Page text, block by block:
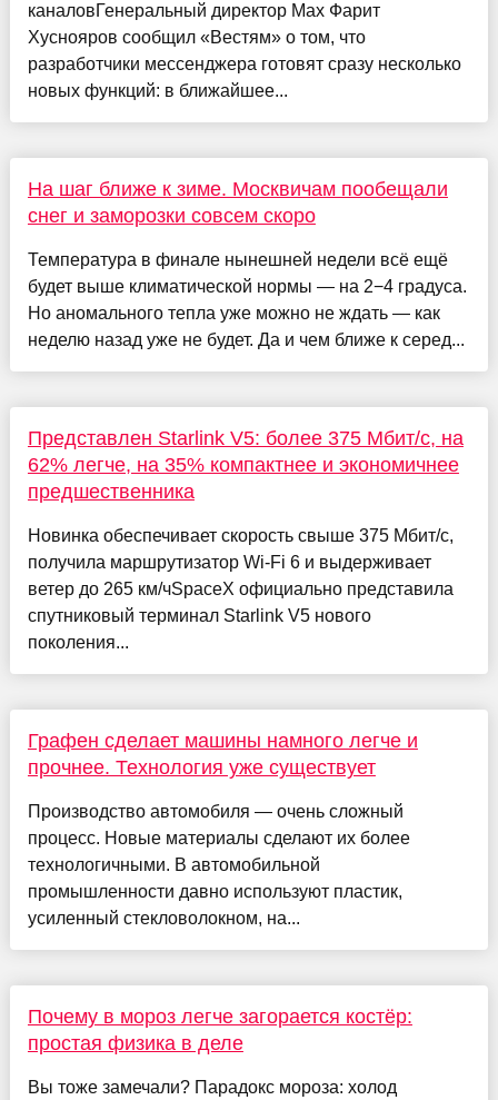
каналовГенеральный директор Max Фарит
Хуснояров сообщил «Вестям» о том, что
разработчики мессенджера готовят сразу несколько
новых функций: в ближайшее...
На шаг ближе к зиме. Москвичам пообещали
снег и заморозки совсем скоро
Температура в финале нынешней недели всё ещё
будет выше климатической нормы — на 2−4 градуса.
Но аномального тепла уже можно не ждать — как
неделю назад уже не будет. Да и чем ближе к серед...
Представлен Starlink V5: более 375 Мбит/с, на
62% легче, на 35% компактнее и экономичнее
предшественника
Новинка обеспечивает скорость свыше 375 Мбит/с,
получила маршрутизатор Wi-Fi 6 и выдерживает
ветер до 265 км/чSpaceX официально представила
спутниковый терминал Starlink V5 нового
поколения...
Графен сделает машины намного легче и
прочнее. Технология уже существует
Производство автомобиля — очень сложный
процесс. Новые материалы сделают их более
технологичными. В автомобильной
промышленности давно используют пластик,
усиленный стекловолокном, на...
Почему в мороз легче загорается костёр:
простая физика в деле
Вы тоже замечали? Парадокс мороза: холод